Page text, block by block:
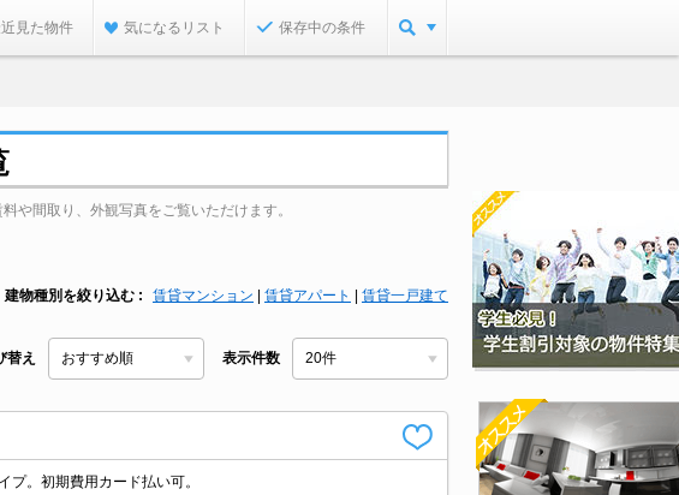
見た物件 気になるリスト 保存中の条件
や間取り、外観写真をご覧いただけます。
建物種別を絞り込む 賃貸マンション 賃貸アパート 賃貸一戸建て
替え 表示件数
プ。初期費用カード払い可。